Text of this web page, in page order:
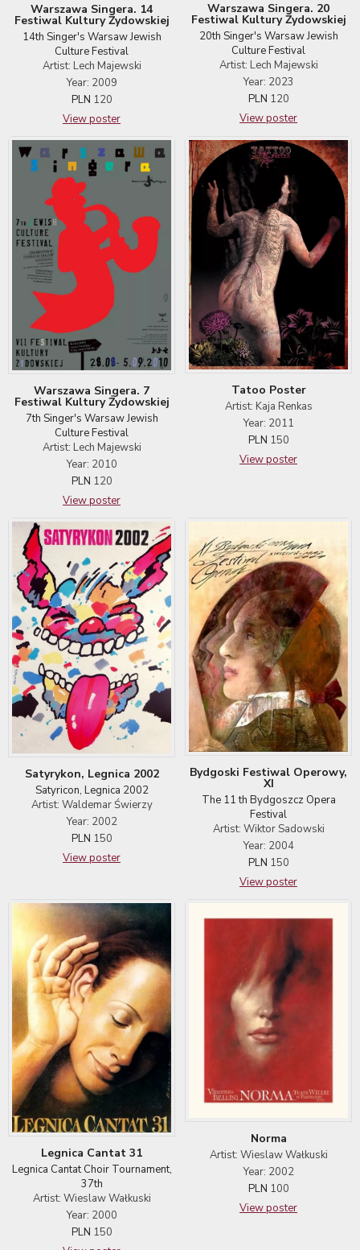
Warszawa Singera. 14
Festiwal Kultury Żydowskiej
14th Singer's Warsaw Jewish
Culture Festival
Artist: Lech Majewski
Year: 2009
PLN 120
View poster
Warszawa Singera. 20
Festiwal Kultury Żydowskiej
20th Singer's Warsaw Jewish
Culture Festival
Artist: Lech Majewski
Year: 2023
PLN 120
View poster
Warszawa Singera. 7
Festiwal Kultury Żydowskiej
7th Singer's Warsaw Jewish
Culture Festival
Artist: Lech Majewski
Year: 2010
PLN 120
View poster
Tatoo Poster
Artist: Kaja Renkas
Year: 2011
PLN 150
View poster
Satyrykon, Legnica 2002
Satyricon, Legnica 2002
Artist: Waldemar Świerzy
Year: 2002
PLN 150
View poster
Bydgoski Festiwal Operowy,
XI
The 11 th Bydgoszcz Opera
Festival
Artist: Wiktor Sadowski
Year: 2004
PLN 150
View poster
Legnica Cantat 31
Legnica Cantat Choir Tournament,
37th
Artist: Wieslaw Wałkuski
Year: 2000
PLN 150
Norma
Artist: Wieslaw Wałkuski
Year: 2002
PLN 100
View poster